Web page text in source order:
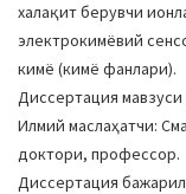
халақит берувчи
электрокимёвий
кимё (кимё фанлари).
Диссертация мавзуси
Илмий маслаҳатчи:
доктори, профессор.
Диссертация